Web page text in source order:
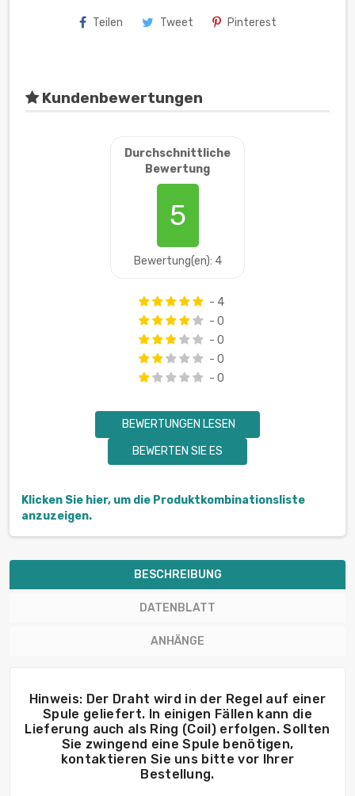
Teilen Tweet Pinterest
Kundenbewertungen
Durchschnittliche
Bewertung
5
Bewertung(en): 4
- 4
- 0
- 0
- 0
- 0
BEWERTUNGEN LESEN
BEWERTEN SIE ES
Klicken Sie hier, um die Produktkombinationsliste
anzuzeigen.
BESCHREIBUNG
DATENBLATT
ANHÄNGE
Hinweis: Der Draht wird in der Regel auf einer
Spule geliefert. In einigen Fällen kann die
Lieferung auch als Ring (Coil) erfolgen. Sollten
Sie zwingend eine Spule benötigen,
kontaktieren Sie uns bitte vor Ihrer
Bestellung.